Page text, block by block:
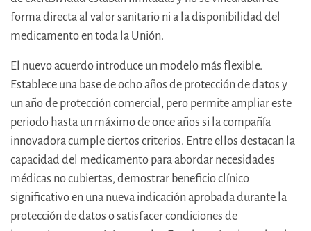
forma directa al valor sanitario ni a la disponibilidad del
medicamento en toda la Unión.
El nuevo acuerdo introduce un modelo más flexible.
Establece una base de ocho años de protección de datos y
un año de protección comercial, pero permite ampliar este
periodo hasta un máximo de once años si la compañía
innovadora cumple ciertos criterios. Entre ellos destacan la
capacidad del medicamento para abordar necesidades
médicas no cubiertas, demostrar beneficio clínico
significativo en una nueva indicación aprobada durante la
protección de datos o satisfacer condiciones de